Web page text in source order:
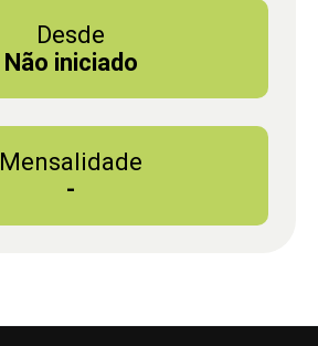
Desde
Não iniciado
Mensalidade
-